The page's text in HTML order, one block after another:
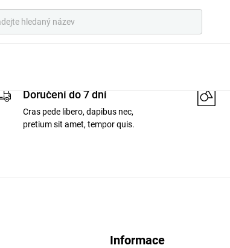
Produkt s tímto ID neexistuje
Doručení do 7 dní
Cras pede libero, dapibus nec,
pretium sit amet, tempor quis.
Informace